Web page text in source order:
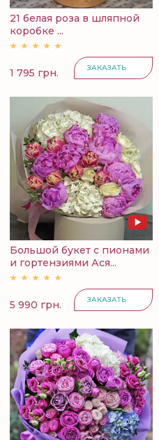
21 белая роза в шляпной
коробке ...
1 795 грн. ЗАКАЗАТЬ
Большой букет с пионами
и гортензиями Ася...
5 990 грн. ЗАКАЗАТЬ